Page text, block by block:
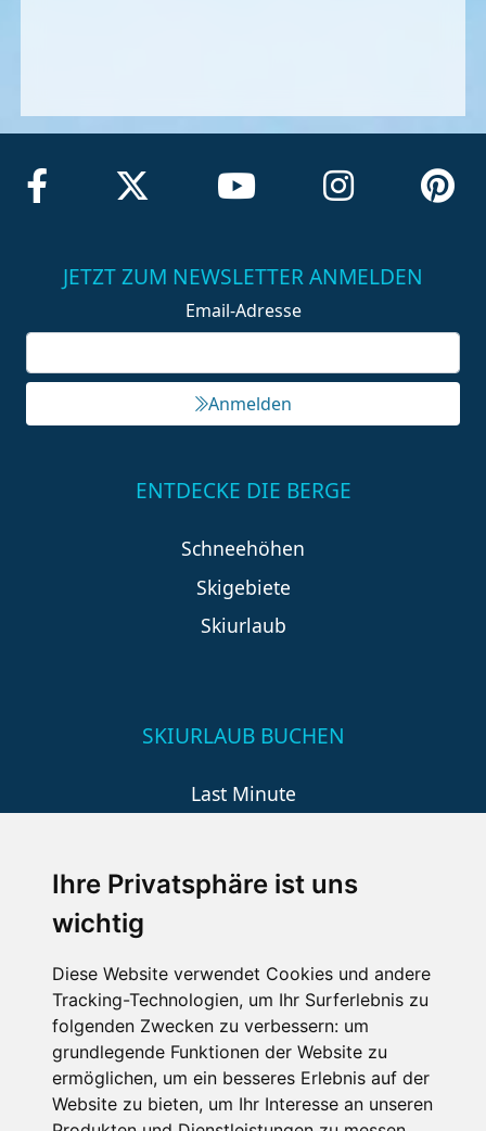
Ihre Privatsphäre ist uns
wichtig
Diese Website verwendet Cookies und andere
Tracking-Technologien, um Ihr Surferlebnis zu
folgenden Zwecken zu verbessern: um
grundlegende Funktionen der Website zu
ermöglichen, um ein besseres Erlebnis auf der
Website zu bieten, um Ihr Interesse an unseren
JETZT ZUM NEWSLETTER ANMELDEN
Email-Adresse
Anmelden
ENTDECKE DIE BERGE
Schneehöhen
Skigebiete
Skiurlaub
SKIURLAUB BUCHEN
Last Minute
Wellness
SCHNEEHÖHEN SKI APP
Die Schneehoehen Ski APP für iOS und Android - Ein
Muss für alle Wintersportler und Schneefreaks!